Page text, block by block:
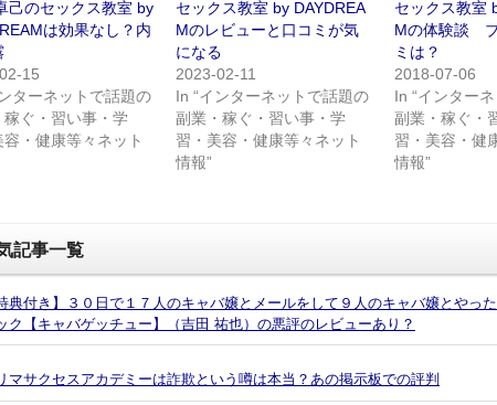
己のセックス教室 by
は効果なし？内
15
ターネットで話題の
稼ぐ・習い事・学
容・健康等々ネット
セックス教室 by DAYDREA
Mのレビューと口コミが気
になる
2023-02-11
In “インターネットで話題の
副業・稼ぐ・習い事・学
習・美容・健康等々ネット
情報”
セックス教室
Mの体験談
ミは？
2018-07-06
In “インター
副業・稼ぐ・
習・美容・健
情報”
記事一覧
典付き】３０日で１７人のキャバ嬢とメールをして９人のキャバ嬢とやっ
ク【キャバゲッチュー】（吉田 祐也）の悪評のレビューあり？
マサクセスアカデミーは詐欺という噂は本当？あの掲示板での評判